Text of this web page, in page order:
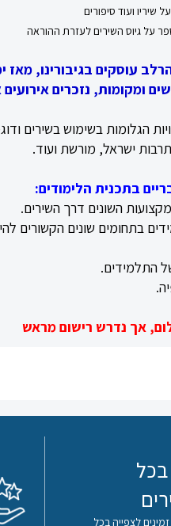
שיריו ועוד סיפורים
על גיוס השירים לעזרת ההוראה
עוסקים בגיבורינו, מאז
ומקומות, נזכרים
הגלומות בשימוש בשירים
ישראל, מורשת ועוד.
בתכנית הלימודים:
השונים דרך השירים.
בתחומים שונים הקשורים
התלמידים.
אך נדרש רישום מראש
בכל
לצפייה בכל